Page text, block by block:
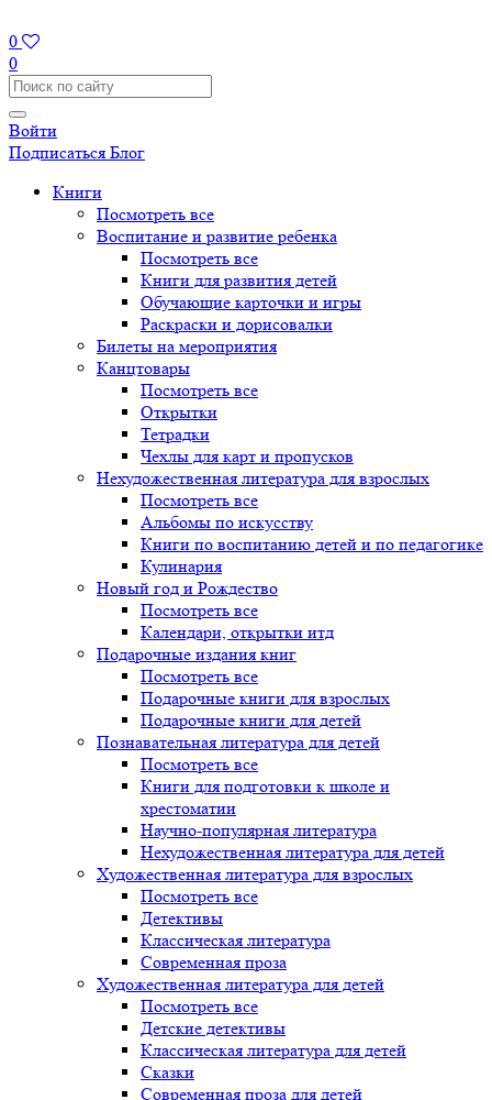
0
0
Войти
Подписаться Блог
Книги
Посмотреть все
Воспитание и развитие ребенка
Посмотреть все
Книги для развития детей
Обучающие карточки и игры
Раскраски и дорисовалки
Билеты на мероприятия
Канцтовары
Посмотреть все
Открытки
Тетрадки
Чехлы для карт и пропусков
Нехудожественная литература для взрослых
Посмотреть все
Альбомы по искусству
Книги по воспитанию детей и по педагогике
Кулинария
Новый год и Рождество
Посмотреть все
Календари, открытки итд
Подарочные издания книг
Посмотреть все
Подарочные книги для взрослых
Подарочные книги для детей
Познавательная литература для детей
Посмотреть все
Книги для подготовки к школе и
хрестоматии
Научно-популярная литература
Нехудожественная литература для детей
Художественная литература для взрослых
Посмотреть все
Детективы
Классическая литература
Современная проза
Художественная литература для детей
Посмотреть все
Детские детективы
Классическая литература для детей
Сказки
Современная проза для детей